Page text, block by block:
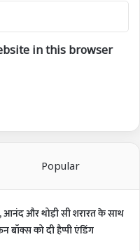
in this browser
Popular
आनंद और थोड़ी सी शरारत के साथ
बॉक्स को दी हैप्पी एंडिंग